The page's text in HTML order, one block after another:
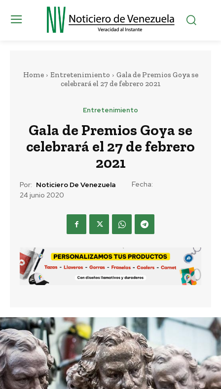
Home Entretenimiento
Gala de Premios Goya se
celebrará el 27 de febrero 2021
Entretenimiento
Gala de Premios Goya se
celebrará el 27 de febrero
2021
Por: Noticiero De Venezuela
Fecha:
24 junio 2020